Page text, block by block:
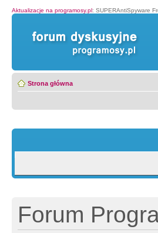
Aktualizacje na programosy.pl: SUPERAntiSpyware
Strona główna
Forum